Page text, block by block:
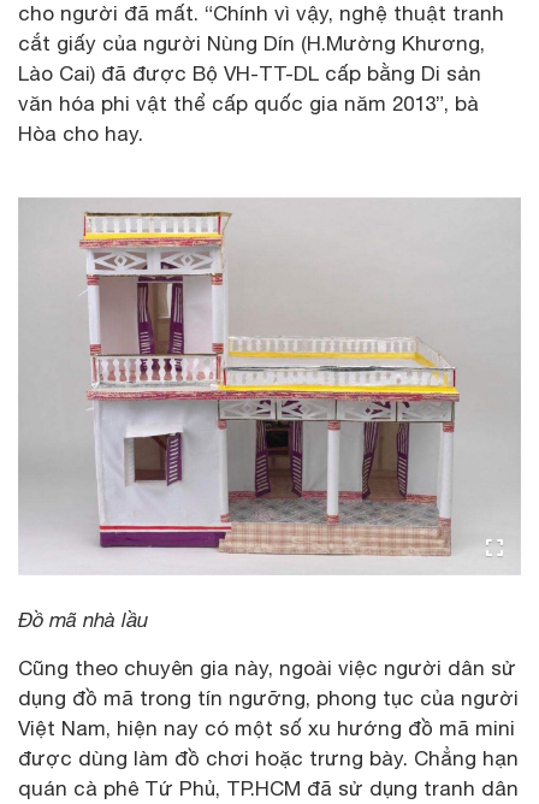
cho người đã mất. “Chính vì vậy, nghệ thuật tranh
cắt giấy của người Nùng Dín (H.Mường Khương,
Lào Cai) đã được Bộ VH-TT-DL cấp bằng Di sản
văn hóa phi vật thể cấp quốc gia năm 2013”, bà
Hòa cho hay.
Đồ mã nhà lầu
Cũng theo chuyên gia này, ngoài việc người dân sử
dụng đồ mã trong tín ngưỡng, phong tục của người
Việt Nam, hiện nay có một số xu hướng đồ mã mini
được dùng làm đồ chơi hoặc trưng bày. Chẳng hạn
quán cà phê Tứ Phủ, TP.HCM đã sử dụng tranh dân